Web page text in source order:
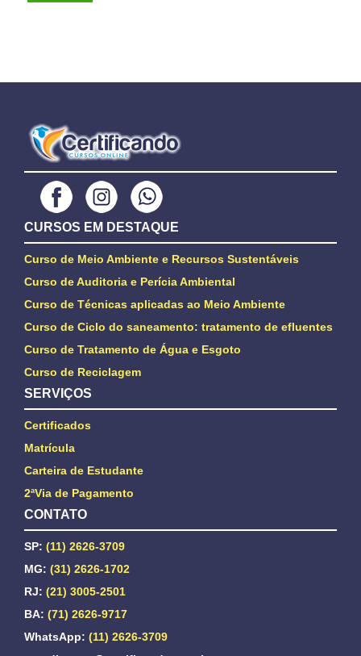
CURSOS EM DESTAQUE
Curso de Meio Ambiente e Recursos Sustentáveis
Curso de Auditoria e Perícia Ambiental
Curso de Técnicas aplicadas ao Meio Ambiente
Curso de Ciclo do saneamento: tratamento de efluentes
Curso de Tratamento de Água e Esgoto
Curso de Reciclagem
SERVIÇOS
Certificados
Matrícula
Carteira de Estudante
2ªVia de Pagamento
CONTATO
SP: (11) 2626-3709
MG: (31) 2626-1702
RJ: (21) 3005-2501
BA: (71) 2626-9717
WhatsApp: (11) 2626-3709